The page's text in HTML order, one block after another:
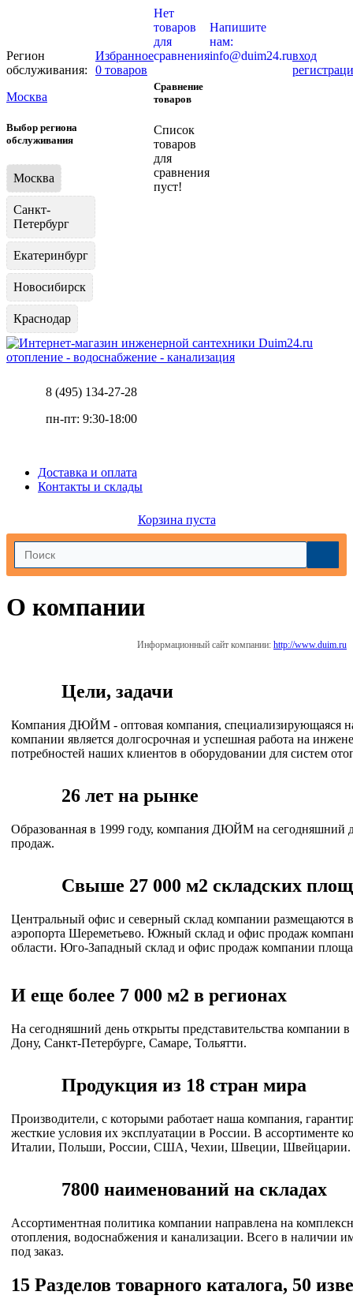
Регион
обслуживания:
Москва
Выбор региона
обслуживания
Москва
Санкт-
Петербург
Екатеринбург
Новосибирск
Краснодар
Избранное
0 товаров
Нет
товаров
для
сравнения
Сравнение
товаров
Список
товаров
для
сравнения
пуст!
Напишите
нам:
info@duim24.ruвход
отопление - водоснабжение - канализация
8 (495) 134-27-28
пн-пт: 9:30-18:00
Доставка и оплата
Контакты и склады
Корзина пуста
О компании
Информационный сайт компании: http://www.duim.ru
Цели, задачи
Компания ДЮЙМ - оптовая компания, специализирующаяся
компании является долгосрочная и успешная работа на
потребностей наших клиентов в оборудовании для систем
26 лет на рынке
Образованная в 1999 году, компания ДЮЙМ на сегодняшний
продаж.
Свыше 27 000 м2 складских
Центральный офис и северный склад компании размещаются
аэропорта Шереметьево. Южный склад и офис продаж
области. Юго-Западный склад и офис продаж компании
И еще более 7 000 м2 в регионах
На сегодняшний день открыты представительства компании
Дону, Санкт-Петербурге, Самаре, Тольятти.
Продукция из 18 стран мира
Производители, с которыми работает наша компания,
жесткие условия их эксплуатации в России. В
Италии, Польши, России, США, Чехии, Швеции, Швейцарии.
7800 наименований на складах
Ассортиментная политика компании направлена на
отопления, водоснабжения и канализации. Всего в наличии
под заказ.
15 Разделов товарного каталога, 50